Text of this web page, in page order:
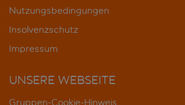
Nutzungsbedingungen
Insolvenzschutz
Impressum
UNSERE WEBSEITE
Gruppen-Cookie-Hinweis